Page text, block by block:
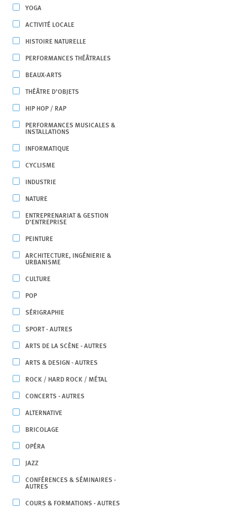
YOGA
ACTIVITÉ LOCALE
HISTOIRE NATURELLE
PERFORMANCES THÉÂTRALES
BEAUX-ARTS
THÉÂTRE D’OBJETS
HIP HOP / RAP
PERFORMANCES MUSICALES &
INSTALLATIONS
INFORMATIQUE
CYCLISME
INDUSTRIE
NATURE
ENTREPRENARIAT & GESTION
D’ENTREPRISE
PEINTURE
ARCHITECTURE, INGÉNIERIE &
URBANISME
CULTURE
POP
SÉRIGRAPHIE
SPORT - AUTRES
ARTS DE LA SCÈNE - AUTRES
ARTS & DESIGN - AUTRES
ROCK / HARD ROCK / MÉTAL
CONCERTS - AUTRES
ALTERNATIVE
BRICOLAGE
OPÉRA
JAZZ
CONFÉRENCES & SÉMINAIRES -
AUTRES
COURS & FORMATIONS - AUTRES